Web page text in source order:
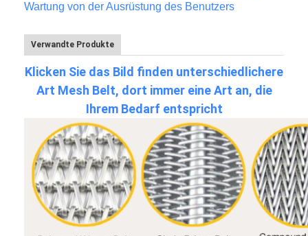
Wartung von der Ausrüstung des Benutzers
Verwandte Produkte
Klicken Sie das Bild finden unterschiedlichere
Art Mesh Belt, dort immer eine Art an, die
Ihrem Bedarf entspricht